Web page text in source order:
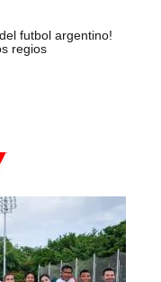
futbol argentino!
regios